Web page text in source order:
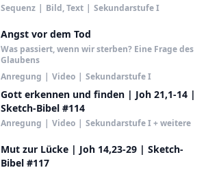
Sequenz | Bild, Text | Sekundarstufe I
Angst vor dem Tod
Was passiert, wenn wir sterben? Eine Frage des
Glaubens
Anregung | Video | Sekundarstufe I
Gott erkennen und finden | Joh 21,1-14 |
Sketch-Bibel #114
Anregung | Video | Sekundarstufe I + weitere
Mut zur Lücke | Joh 14,23-29 | Sketch-
Bibel #117